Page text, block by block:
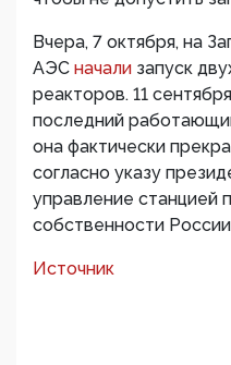
Вчера, 7 октября, на
АЭС начали запуск
реакторов. 11
последний
она фактически
согласно указу
управление
собственности
Источник